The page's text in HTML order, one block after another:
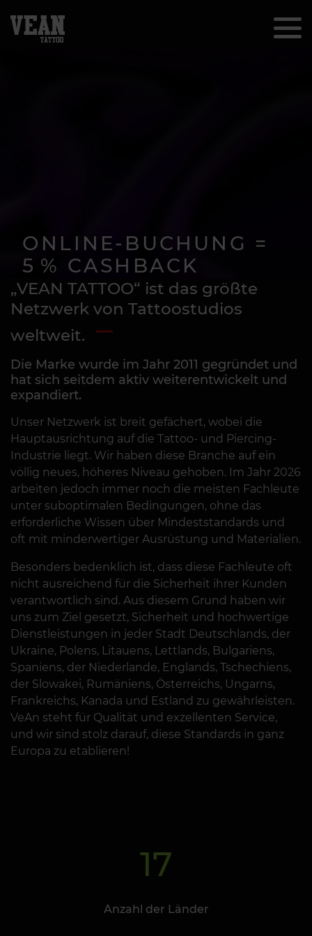
ONLINE-BUCHUNG =
5 % CASHBACK
Sichern Sie sich Cashback für Ihre
selbstständige Buchung über die
App oder Ihr Kundenkonto!
1 2 3 4
„VEAN TATTOO“ ist das größte
Netzwerk von Tattoostudios
weltweit.
Die Marke wurde im Jahr 2011 gegründet und
hat sich seitdem aktiv weiterentwickelt und
expandiert.
Unser Netzwerk ist breit gefächert, wobei die
Hauptausrichtung auf die Tattoo- und Piercing-
Industrie liegt. Wir haben diese Branche auf ein
völlig neues, höheres Niveau gehoben. Im Jahr 2026
arbeiten jedoch immer noch die meisten Fachleute
unter suboptimalen Bedingungen, ohne das
erforderliche Wissen über Mindeststandards und
oft mit minderwertiger Ausrüstung und Materialien.
Besonders bedenklich ist, dass diese Fachleute oft
nicht ausreichend für die Sicherheit ihrer Kunden
verantwortlich sind. Aus diesem Grund haben wir
uns zum Ziel gesetzt, Sicherheit und hochwertige
Dienstleistungen in jeder Stadt Deutschlands, der
Ukraine, Polens, Litauens, Lettlands, Bulgariens,
Spaniens, der Niederlande, Englands, Tschechiens,
der Slowakei, Rumäniens, Österreichs, Ungarns,
Frankreichs, Kanada und Estland zu gewährleisten.
VeAn steht für Qualität und exzellenten Service,
und wir sind stolz darauf, diese Standards in ganz
Europa zu etablieren!
17
Anzahl der Länder